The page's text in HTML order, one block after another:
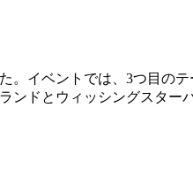
イベントでは、3つ目の
ンドとウィッシングスタ